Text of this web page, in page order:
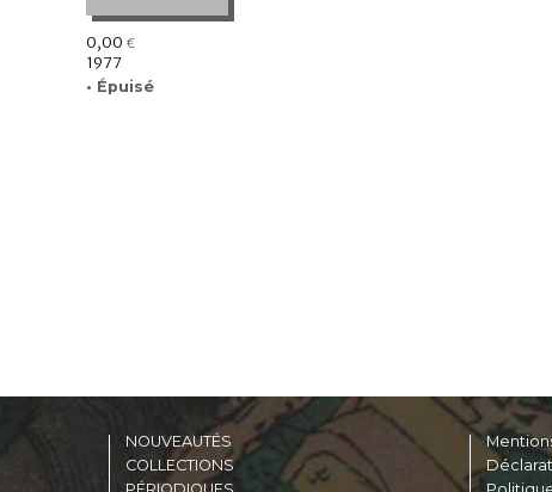
0,00 €
1977
• Épuisé
NOUVEAUTÉS
COLLECTIONS